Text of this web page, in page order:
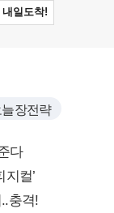
늘장전략
다
컬’
충격!